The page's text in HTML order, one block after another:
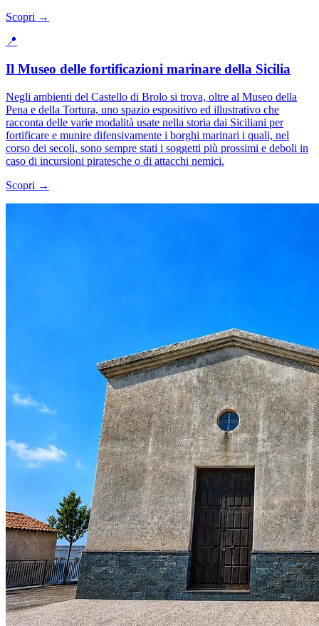
Scopri →
📍
Il Museo delle fortificazioni marinare della Sicilia
Negli ambienti del Castello di Brolo si trova, oltre al Museo della
Pena e della Tortura, uno spazio espositivo ed illustrativo che
racconta delle varie modalità usate nella storia dai Siciliani per
fortificare e munire difensivamente i borghi marinari i quali, nel
corso dei secoli, sono sempre stati i soggetti più prossimi e deboli in
caso di incursioni piratesche o di attacchi nemici.
Scopri →